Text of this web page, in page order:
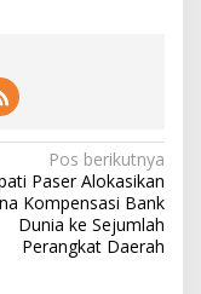
Pos berikutnya
Paser Alokasikan
Kompensasi Bank
Dunia ke Sejumlah
Perangkat Daerah